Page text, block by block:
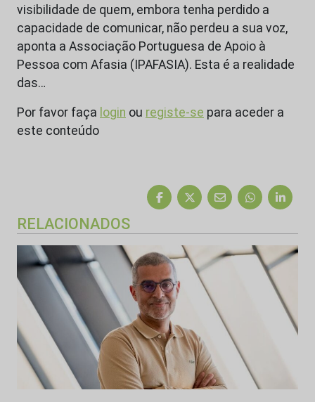
visibilidade de quem, embora tenha perdido a
capacidade de comunicar, não perdeu a sua voz,
aponta a Associação Portuguesa de Apoio à
Pessoa com Afasia (IPAFASIA). Esta é a realidade
das…
Por favor faça login ou registe-se para aceder a
este conteúdo
RELACIONADOS